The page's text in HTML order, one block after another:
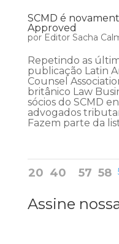
SCMD é
Approved
por Editor Sacha
Repetindo as
publicação Latin
Counsel
britânico Law
sócios do SCMD
advogados
Fazem parte da
20 40 57 58
Assine